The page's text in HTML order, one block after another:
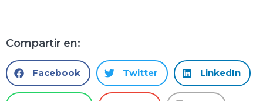
Compartir en:
Facebook Twitter LinkedIn